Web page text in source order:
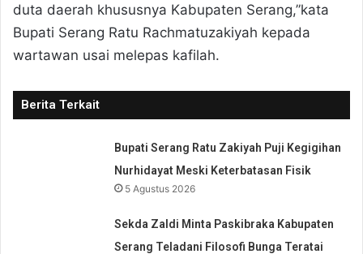
duta daerah khususnya Kabupaten Serang,”kata
Bupati Serang Ratu Rachmatuzakiyah kepada
wartawan usai melepas kafilah.
Berita Terkait
Bupati Serang Ratu Zakiyah Puji Kegigihan
Nurhidayat Meski Keterbatasan Fisik
5 Agustus 2026
Sekda Zaldi Minta Paskibraka Kabupaten
Serang Teladani Filosofi Bunga Teratai